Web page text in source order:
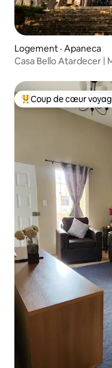
Logement · Apaneca
Casa Bello Atardecer |
Coup de cœur
Coup de cœur